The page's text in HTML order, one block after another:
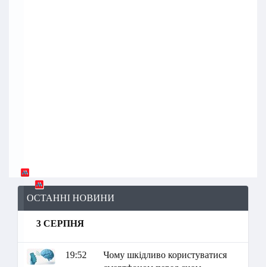
ОСТАННІ НОВИНИ
3 СЕРПНЯ
19:52
Чому шкідливо користуватися